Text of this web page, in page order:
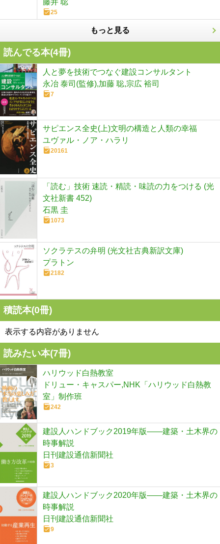
藤井 聡
25
もっと見る
読んでる本(4冊)
人と夢を技術でつなぐ建設コンサルタント
永冶 泰司(監修),加藤 聡,宗広 裕司
7
サピエンス全史(上)文明の構造と人類の幸福
ユヴァル・ノア・ハラリ
20161
「読む」技術 速読・精読・味読の力をつける (光
文社新書 452)
石黒 圭
1073
ソクラテスの弁明 (光文社古典新訳文庫)
プラトン
2182
積読本(0冊)
表示する内容がありません
読みたい本(7冊)
ハリウッド白熱教室
ドリュー・キャスパー,NHK「ハリウッド白熱教
室」制作班
242
建設人ハンドブック2019年版――建築・土木界の
時事解説
日刊建設通信新聞社
3
建設人ハンドブック2020年版――建築・土木界の
時事解説
日刊建設通信新聞社
9